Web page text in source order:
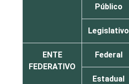
Público
Legislativo
ENTE
FEDERATIVO
Federal
Estadual